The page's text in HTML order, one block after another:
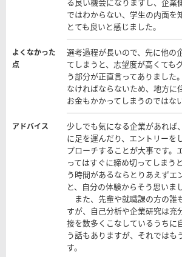
ではわからない、学生の内面を
とても良いと感じました。
よくなかった
点
選考過程が長いので、先に他の
てしまうと、志望度が高くても
う部分が正直言ってありました
なければならないため、地方に
お金もかかってしまうのではな
アドバイス
少しでも気になる企業があれば
に足を運んだり、エントリーを
プローチすることが大事です。
ってはすぐに締め切ってしまう
う時間があるならとりあえずエ
と、自分の体験からそう思いま
また、先輩や就職課の方の誰
すが、自己分析や企業研究は充
接を数多くこなしているうちに
う話もありますが、それではも
す。